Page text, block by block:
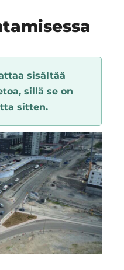
sisältää
sillä se on
sitten.